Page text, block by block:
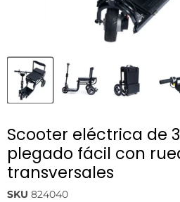
Scooter eléctrica de
plegado fácil con
transversales
SKU 824040